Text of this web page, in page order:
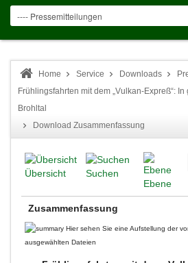
Home Service Downloads
Frühlingsfahrten mit dem „Vulkan-Expreß“:
Brohltal
Download Zusammenfassung
Übersicht
Suchen
Ebene
Zusammenfassung
Hier sehen Sie eine Aufstellung der
ausgewählten Dateien